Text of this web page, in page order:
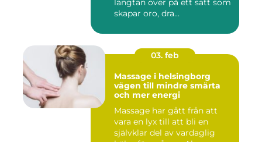
längtan över på ett sätt som
skapar oro, dra...
03. feb
Massage i helsingborg
vägen till mindre smärta
och mer energi
Massage har gått från att
vara en lyx till att bli en
självklar del av vardaglig